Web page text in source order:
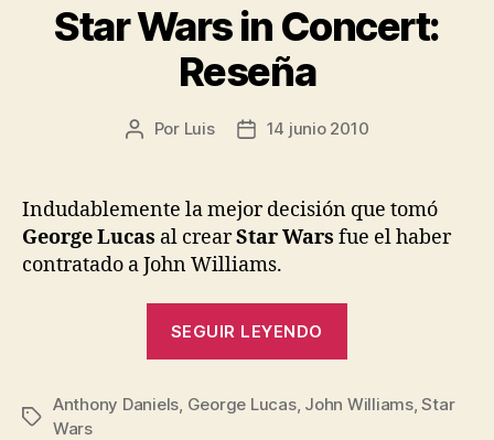
Star Wars in Concert:
Reseña
Autor
entrada
Por Luis
Fecha
entrada
14 junio 2010
Indudablemente la mejor decisión que tomó
George Lucas al crearStar Wars fue el haber
contratado a John Williams.
SEGUIR LEYENDO
Concert:
Etiquetas
Anthony Daniels, George Lucas, John Williams,Star
Wars